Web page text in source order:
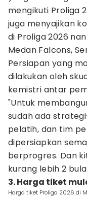
mengikuti Proliga
juga menyajikan
di Proliga 2026
Medan Falcons,
Persiapan yang
dilakukan oleh
kemistri antar
"Untuk
sudah ada
pelatih, dan tim
dipersiapkan
berprogres. Dan
kurang lebih 2
3. Harga tiket
Harga tiket Proliga 2026 di